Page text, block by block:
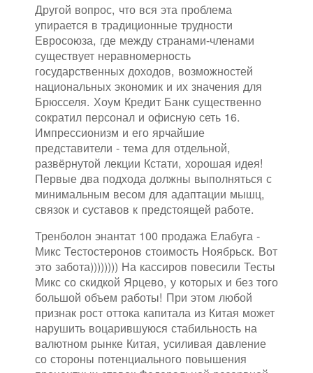
Другой вопрос, что вся эта проблема
упирается в традиционные трудности
Евросоюза, где между странами-членами
существует неравномерность
государственных доходов, возможностей
национальных экономик и их значения для
Брюсселя. Хоум Кредит Банк существенно
сократил персонал и офисную сеть 16.
Импрессионизм и его ярчайшие
представители - тема для отдельной,
развёрнутой лекции Кстати, хорошая идея!
Первые два подхода должны выполняться с
минимальным весом для адаптации мышц,
связок и суставов к предстоящей работе.
Тренболон энантат 100 продажа Елабуга -
Микс Тестостеронов стоимость Ноябрьск. Вот
это забота)))))))) На кассиров повесили Тесты
Микс со скидкой Ярцево, у которых и без того
большой объем работы! При этом любой
признак рост оттока капитала из Китая может
нарушить воцарившуюся стабильность на
валютном рынке Китая, усиливая давление
со стороны потенциального повышения